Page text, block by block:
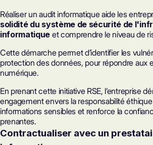
Réaliser un audit informatique aide les
solidité du système de sécurité de
informatique et comprendre le niveau de
Cette démarche permet d’identifier les
protection des données, pour répondre aux
numérique.
En prenant cette initiative RSE, l’entreprise
engagement envers la responsabilité
informations sensibles et renforce la
prenantes.
Contractualiser avec un